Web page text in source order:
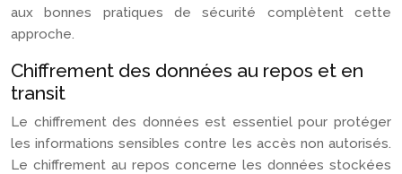
aux bonnes pratiques de sécurité complètent cette
approche.
Chiffrement des données au repos et en
transit
Le chiffrement des données est essentiel pour protéger
les informations sensibles contre les accès non autorisés.
Le chiffrement au repos concerne les données stockées